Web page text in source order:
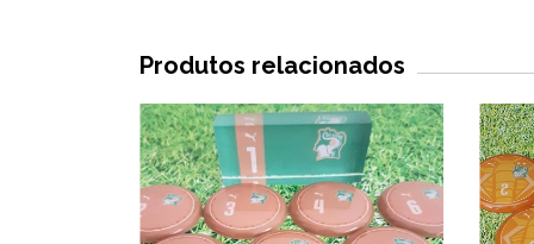
Produtos relacionados